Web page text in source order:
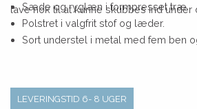
lave nok til at kunne skubbes ind under
Sæde og ryglæn i formpresset træ.
Polstret i valgfrit stof og læder.
Sort understel i metal med fem ben
LEVERINGSTID 6- 8 UGER